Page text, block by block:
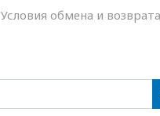
Условия обмена и возврата